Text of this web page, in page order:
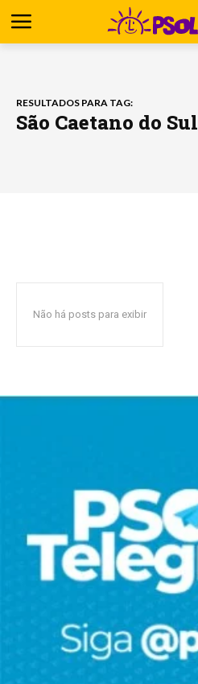
RESULTADOS PARA TAG:
São Caetano do Sul
Não há posts para exibir